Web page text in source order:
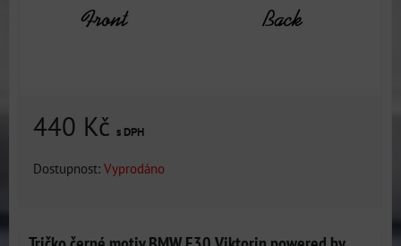
440 Kč s DPH
Dostupnost: Vyprodáno